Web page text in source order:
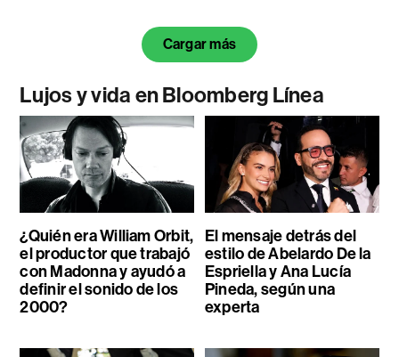
Cargar más
Lujos y vida en Bloomberg Línea
¿Quién era William Orbit,
el productor que trabajó
con Madonna y ayudó a
definir el sonido de los
2000?
El mensaje detrás del
estilo de Abelardo De la
Espriella y Ana Lucía
Pineda, según una
experta